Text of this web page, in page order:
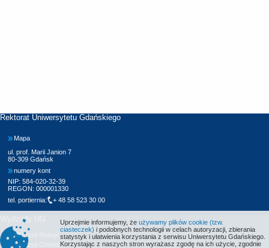
Rektorat Uniwersytetu Gdańskiego
Mapa
ul. prof. Marii Janion 7
80-309 Gdańsk
numery kont
NIP: 584-020-32-39
REGON: 000001330
tel. portiernia:
+ 48 58 523 30 00
Wydziały UG
Wydział Biologii
Wydział Chemii
Uprzejmie informujemy, że używamy plików cookie (tzw.
ciasteczek) i podobnych technologii w celach autoryzacji, zbierania
statystyk i ułatwienia korzystania z serwisu Uniwersytetu Gdańskiego.
Korzystając z naszych stron wyrażasz zgodę na ich użycie, zgodnie